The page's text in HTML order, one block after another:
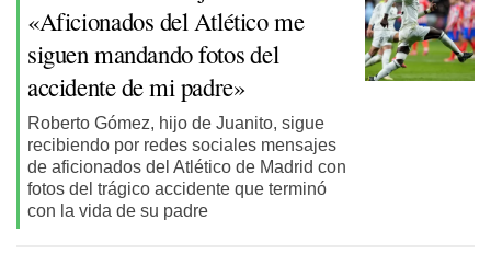
«Aficionados del Atlético me
siguen mandando fotos del
accidente de mi padre»
Roberto Gómez, hijo de Juanito, sigue
recibiendo por redes sociales mensajes
de aficionados del Atlético de Madrid con
fotos del trágico accidente que terminó
con la vida de su padre